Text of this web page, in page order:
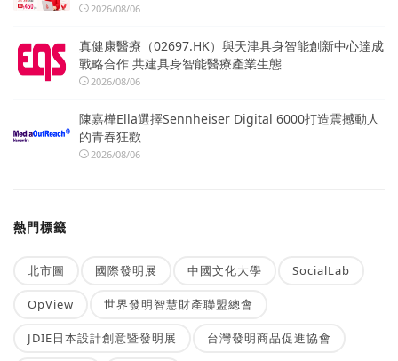
2026/08/06
真健康醫療（02697.HK）與天津具身智能創新中心達成
戰略合作 共建具身智能醫療產業生態
2026/08/06
陳嘉樺Ella選擇Sennheiser Digital 6000打造震撼動人
的青春狂歡
2026/08/06
熱門標籤
北市圖 國際發明展 中國文化大學 SocialLab
OpView 世界發明智慧財產聯盟總會
JDIE日本設計創意暨發明展 台灣發明商品促進協會